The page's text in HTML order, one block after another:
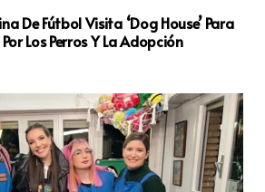
De Fútbol Visita ‘Dog House’ Para
Los Perros Y La Adopción